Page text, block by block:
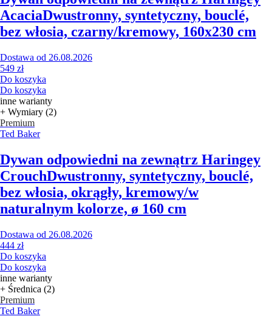
AcaciaDwustronny, syntetyczny, bouclé,
bez włosia, czarny/kremowy, 160x230 cm
Dostawa od 26.08.2026
549 zł
Do koszyka
Do koszyka
inne warianty
+ Wymiary (2)
Premium
Ted Baker
Dywan odpowiedni na zewnątrz Haringey
CrouchDwustronny, syntetyczny, bouclé,
bez włosia, okrągły, kremowy/w
naturalnym kolorze, ø 160 cm
Dostawa od 26.08.2026
444 zł
Do koszyka
Do koszyka
inne warianty
+ Średnica (2)
Premium
Ted Baker